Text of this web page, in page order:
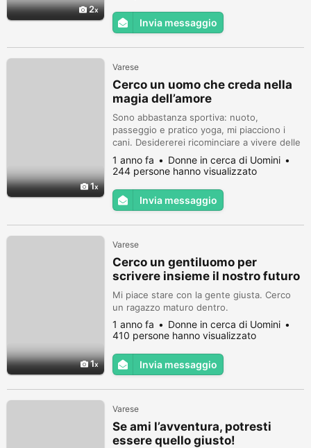
2
Invia messaggio
1
Varese
Cerco un uomo che creda nella
magia dell’amore
Sono abbastanza sportiva: nuoto,
passeggio e pratico yoga, mi piacciono i
cani. Desidererei ricominciare a vivere delle
emozioni sincere che mi facciano battere il
cuore e vivere serenamente il mio futuro.
1 anno fa
Donne in cerca di Uomini
244 persone hanno visualizzato
Invia messaggio
1
Varese
Cerco un gentiluomo per
scrivere insieme il nostro futuro
Mi piace stare con la gente giusta. Cerco
un ragazzo maturo dentro.
1 anno fa
Donne in cerca di Uomini
410 persone hanno visualizzato
Invia messaggio
Varese
Se ami l’avventura, potresti
essere quello giusto!